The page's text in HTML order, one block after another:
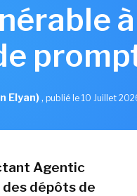
Elyan), publié le 10 Juillet
Agentic
dépôts de